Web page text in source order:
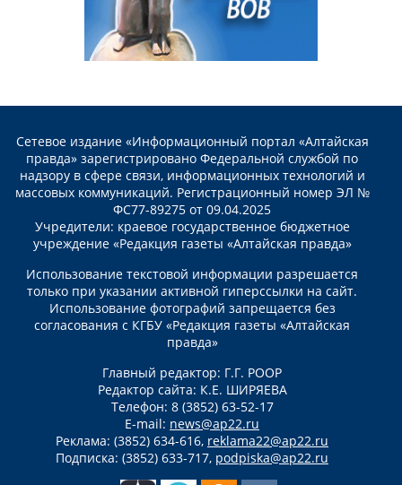
Сетевое издание «Информационный портал «Алтайская
правда» зарегистрировано Федеральной службой по
надзору в сфере связи, информационных технологий и
массовых коммуникаций. Регистрационный номер ЭЛ №
ФС77-89275 от 09.04.2025
Учредители: краевое государственное бюджетное
учреждение «Редакция газеты «Алтайская правда»
Использование текстовой информации разрешается
только при указании активной гиперссылки на сайт.
Использование фотографий запрещается без
согласования с КГБУ «Редакция газеты «Алтайская
правда»
Главный редактор: Г.Г. РООР
Редактор сайта: К.Е. ШИРЯЕВА
Телефон: 8 (3852) 63-52-17
E-mail: news@ap22.ru
Реклама: (3852) 634-616, reklama22@ap22.ru
Подписка: (3852) 633-717, podpiska@ap22.ru